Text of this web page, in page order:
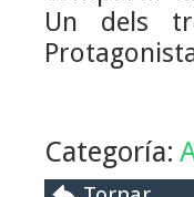
Un dels
Categoría: